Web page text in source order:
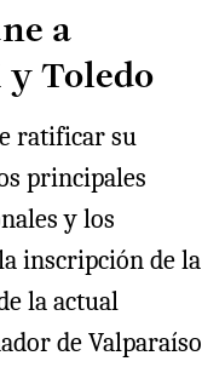
a
Toledo
ratificar su
principales
y los
inscripción de la
la actual
de Valparaíso